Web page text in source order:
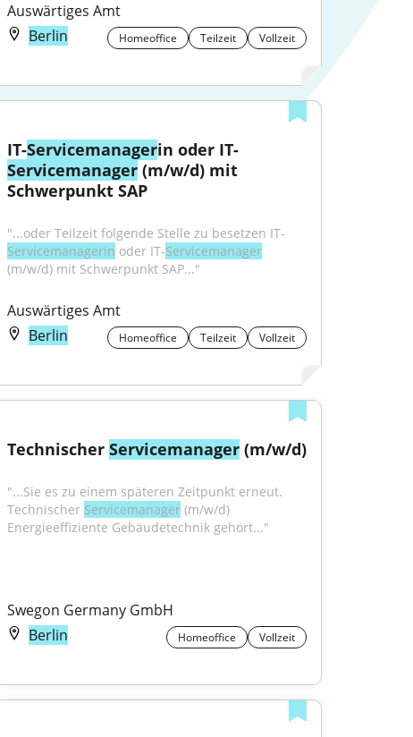
Auswärtiges Amt
Berlin
Homeoffice Teilzeit Vollzeit
IT-Servicemanagerin oder IT-
Servicemanager (m/w/d) mit
Schwerpunkt SAP
"...oder Teilzeit folgende Stelle zu besetzen IT-
Servicemanagerin oder IT-Servicemanager
(m/w/d) mit Schwerpunkt SAP..."
Auswärtiges Amt
Berlin
Homeoffice Teilzeit Vollzeit
Technischer Servicemanager (m/w/d)
"...Sie es zu einem späteren Zeitpunkt erneut.
Technischer Servicemanager (m/w/d)
Energieeffiziente Gebäudetechnik gehört..."
Swegon Germany GmbH
Berlin
Homeoffice Vollzeit